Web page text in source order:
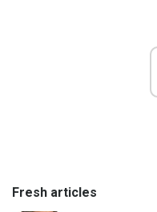
Fresh articles